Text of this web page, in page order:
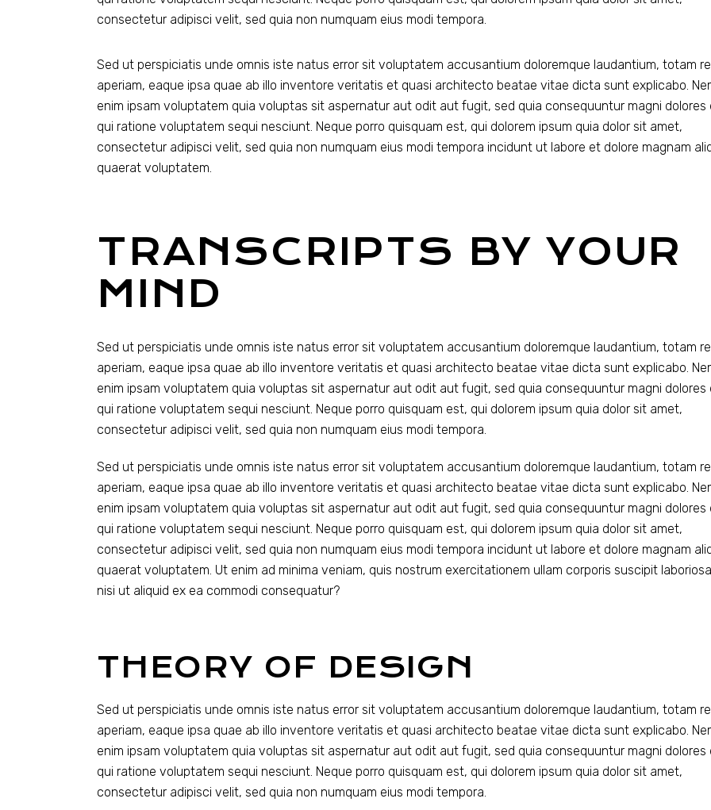
consectetur adipisci velit, sed quia non numquam eius modi tempora.
Sed ut perspiciatis unde omnis iste natus error sit voluptatem accusantium doloremque laudantium, totam
aperiam, eaque ipsa quae ab illo inventore veritatis et quasi architecto beatae vitae dicta sunt explicabo.
enim ipsam voluptatem quia voluptas sit aspernatur aut odit aut fugit, sed quia consequuntur magni dolores
qui ratione voluptatem sequi nesciunt. Neque porro quisquam est, qui dolorem ipsum quia dolor sit amet,
consectetur adipisci velit, sed quia non numquam eius modi tempora incidunt ut labore et dolore magnam
quaerat voluptatem.
TRANSCRIPTS BY YOUR
MIND
Sed ut perspiciatis unde omnis iste natus error sit voluptatem accusantium doloremque laudantium, totam
aperiam, eaque ipsa quae ab illo inventore veritatis et quasi architecto beatae vitae dicta sunt explicabo.
enim ipsam voluptatem quia voluptas sit aspernatur aut odit aut fugit, sed quia consequuntur magni dolores
qui ratione voluptatem sequi nesciunt. Neque porro quisquam est, qui dolorem ipsum quia dolor sit amet,
consectetur adipisci velit, sed quia non numquam eius modi tempora.
Sed ut perspiciatis unde omnis iste natus error sit voluptatem accusantium doloremque laudantium, totam
aperiam, eaque ipsa quae ab illo inventore veritatis et quasi architecto beatae vitae dicta sunt explicabo.
enim ipsam voluptatem quia voluptas sit aspernatur aut odit aut fugit, sed quia consequuntur magni dolores
qui ratione voluptatem sequi nesciunt. Neque porro quisquam est, qui dolorem ipsum quia dolor sit amet,
consectetur adipisci velit, sed quia non numquam eius modi tempora incidunt ut labore et dolore magnam
quaerat voluptatem. Ut enim ad minima veniam, quis nostrum exercitationem ullam corporis suscipit
nisi ut aliquid ex ea commodi consequatur?
THEORY OF DESIGN
Sed ut perspiciatis unde omnis iste natus error sit voluptatem accusantium doloremque laudantium, totam
aperiam, eaque ipsa quae ab illo inventore veritatis et quasi architecto beatae vitae dicta sunt explicabo.
enim ipsam voluptatem quia voluptas sit aspernatur aut odit aut fugit, sed quia consequuntur magni dolores
qui ratione voluptatem sequi nesciunt. Neque porro quisquam est, qui dolorem ipsum quia dolor sit amet,
consectetur adipisci velit, sed quia non numquam eius modi tempora.